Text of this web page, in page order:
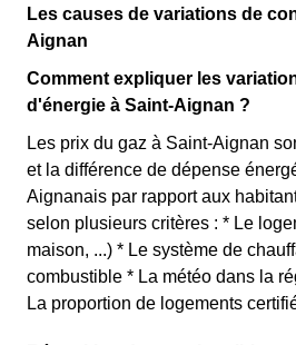
Les causes de variations de
Aignan
Comment expliquer les
d'énergie à Saint-Aignan ?
Les prix du gaz à Saint-Aignan
et la différence de dépense
Aignanais par rapport aux
selon plusieurs critères : * Le
maison, ...) * Le système de
combustible * La météo dans la
La proportion de logements